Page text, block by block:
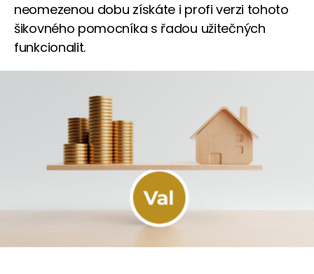
neomezenou dobu získáte i profi verzi tohoto
šikovného pomocníka s řadou užitečných
funkcionalit.